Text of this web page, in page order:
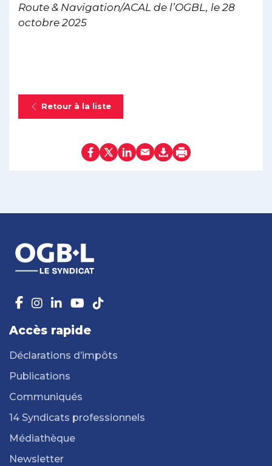
Route & Navigation/ACAL de l’OGBL, le 28
octobre 2025
Retour à la liste
Accès rapide
Déclarations d’impôts
Publications
Communiqués
14 Syndicats professionnels
Médiathèque
Newsletter